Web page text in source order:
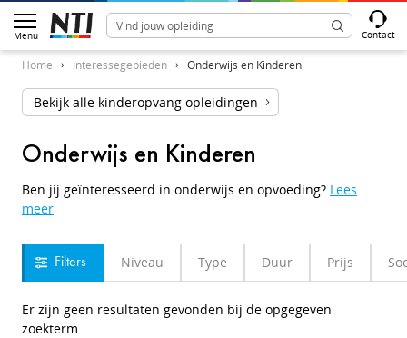
Menu Contact
Home Interessegebieden Onderwijs en Kinderen
Bekijk alle kinderopvang opleidingen
Onderwijs en Kinderen
Ben jij geïnteresseerd in onderwijs en opvoeding? Lees
meer
Filters Niveau Type Duur Prijs
Er zijn geen resultaten gevonden bij de opgegeven
zoekterm.